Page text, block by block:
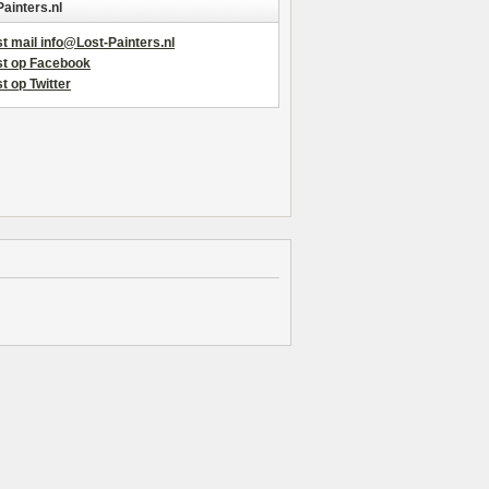
mail info@Lost-Painters.nl
op Facebook
op Twitter